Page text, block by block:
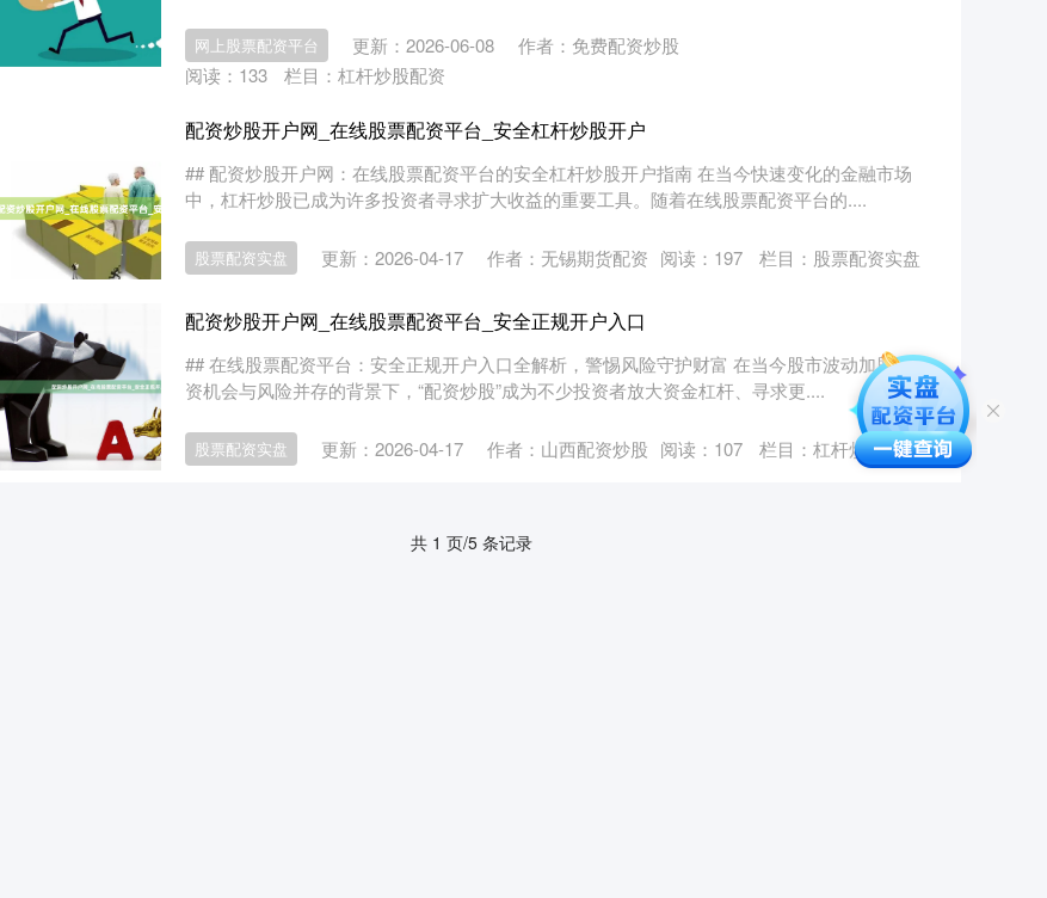
网上股票配资平台 更新：2026-06-08
作者：免费配资炒股
阅读： 133 栏目： 杠杆炒股配资
配资炒股开户网_在线股票配资平台_安全杠杆炒股开户
## 配资炒股开户网：在线股票配资平台的安全杠杆炒股开户指南 在当今快速变化的金融市场
中，杠杆炒股已成为许多投资者寻求扩大收益的重要工具。随着在线股票配资平台的....
股票配资实盘 更新：2026-04-17 作者：无锡期货配资 阅读： 197 栏目： 股票配资实盘
配资炒股开户网_在线股票配资平台_安全正规开户入口
## 在线股票配资平台：安全正规开户入口全解析，警惕风险守护财富 在当今股市波动加剧、投
资机会与风险并存的背景下，“配资炒股”成为不少投资者放大资金杠杆、寻求更....
股票配资实盘 更新：2026-04-17 作者：山西配资炒股 阅读： 107 栏目： 杠杆炒股配资
共 1 页/5 条记录